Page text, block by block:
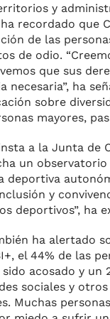
y
ha recordado
de las
de odio.
que sus
necesaria”, ha
sobre
mayores,
a la Junta de
un
deportiva
y
deportivos”, ha
ha alertado
el 44% de las
acosado y un
sociales y
Muchas